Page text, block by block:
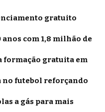
gratuito
com 1,8 milhão de
formação gratuita em
no futebol reforçando
a gás para mais